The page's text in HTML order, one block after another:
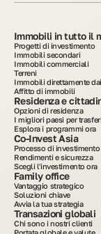
Immobili in tutto il
Progetti di investimento
Immobili secondari
Immobili commerciali
Terreni
Immobili direttamente
Affitto di immobili
Residenza e
Opzioni di residenza
I migliori paesi per
Esplora i programmi ora
Co-Invest Asia
Processo di investimento
Rendimenti e sicurezza
Scegli l'investimento ora
Family office
Vantaggio strategico
Soluzioni chiave
Avvia la tua strategia
Transazioni globali
Chi sono i nostri clienti